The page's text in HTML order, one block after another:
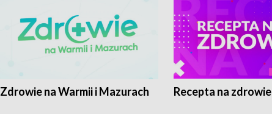
Zdrowie na Warmii i Mazurach Recepta na zdrowie